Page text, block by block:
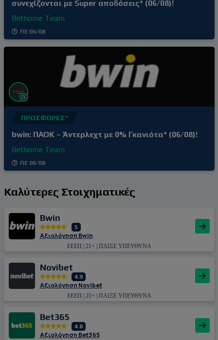
συνεχίζονται με Super αποδόσεις* (06/08)!
Bethome Team
ΠΕ 06/08
ΠΡΟΣΦΟΡΈΣ*
bwin: ΠΑΟΚ – Άντερλεχτ με 0% Γκανιότα* (06/08)!
Bethome Team
ΠΕ 06/08
Καλύτερες Στοιχηματικές
Bwin
5
Αξιολόγηση Bwin
ΕΕΕΠ | 21+ | ΠΑΙΞΕ ΥΠΕΥΘΥΝΑ
Novibet
4.9
Αξιολόγηση Novibet
ΕΕΕΠ | 21+ | ΠΑΙΞΕ ΥΠΕΥΘΥΝΑ
Bet365
4.8
Αξιολόγηση Bet365